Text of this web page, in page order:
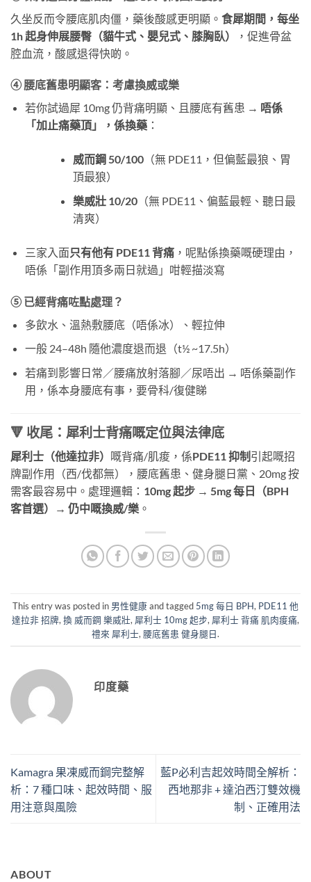
久坐反而令腰底肌肉僵，藥後酸感更明顯。 食犀期間，每坐
1h 起身伸展腰臀（貓牛式、嬰兒式、膝胸臥）
，促進骨盆
腔血流，酸感退得快啲。
④ 腰底舊患明顯客：考慮換威或樂
若你試過犀 10mg 仍背痛明顯、且腰底有舊患 → 唔係
「加止痛藥頂」，係換藥：
威而鋼 50/100（無 PDE11，但偏藍最狼、胃
頂最狼）
樂威壯 10/20（無 PDE11、偏藍最輕、聽日最
清爽）
三家入面只有他有 PDE11 背痛，呢點係換藥嘅硬理由，
唔係「副作用頂多兩日就過」咁輕描淡寫
⑤ 已經背痛咗點處理？
多飲水、溫熱敷腰底（唔係冰）、輕拉伸
一般 24–48h 隨他濃度退而退（t½ ~17.5h）
若痛到影響日常／腰痛放射落腳／尿唔出 → 唔係藥副作
用，係本身腰底有事，要骨科/復健睇
🔻 收尾：犀利士背痛嘅定位與法律底
犀利士（他達拉非） 嘅背痛/肌痠，係PDE11 抑制 引起嘅招
牌副作用（西/伐都無），腰底舊患、健身腿日黨、20mg 按
需客最容易中。處理邏輯： 10mg 起步 → 5mg 每日（BPH
客首選）→ 仍中嘅換威/樂 。
This entry was posted in 男性健康and tagged 5mg 每日 BPH, PDE11 他
達拉非 招牌, 換 威而鋼 樂威壯, 犀利士 10mg 起步, 犀利士 背痛 肌肉痠痛,
禮來 犀利士, 腰底舊患 健身腿日.
印度藥
Kamagra 果凍威而鋼完整解
析：7 種口味、起效時間、服
用注意與風險
藍P必利吉起效時間全解析：
西地那非 + 達泊西汀雙效機
制、正確用法
ABOUT